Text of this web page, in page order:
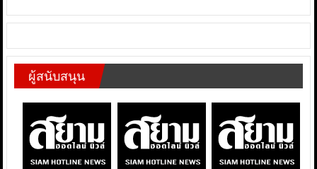
ผู้สนับสนุน